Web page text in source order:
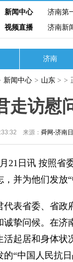
新闻中心 济南第
视频直播
济南新
济南
新闻中心 > 山东 > >
走访慰
来源： 舜网-济南
日讯 按照省委
，并为他们发放
省委、省政府
诚挚问候。在济
活起居和身体状
的“中国人民抗